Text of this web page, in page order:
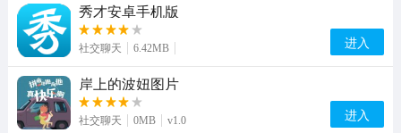
秀才安卓手机版
社交聊天 6.42MB 进入
岸上的波妞图片
社交聊天 0MB v1.0 进入